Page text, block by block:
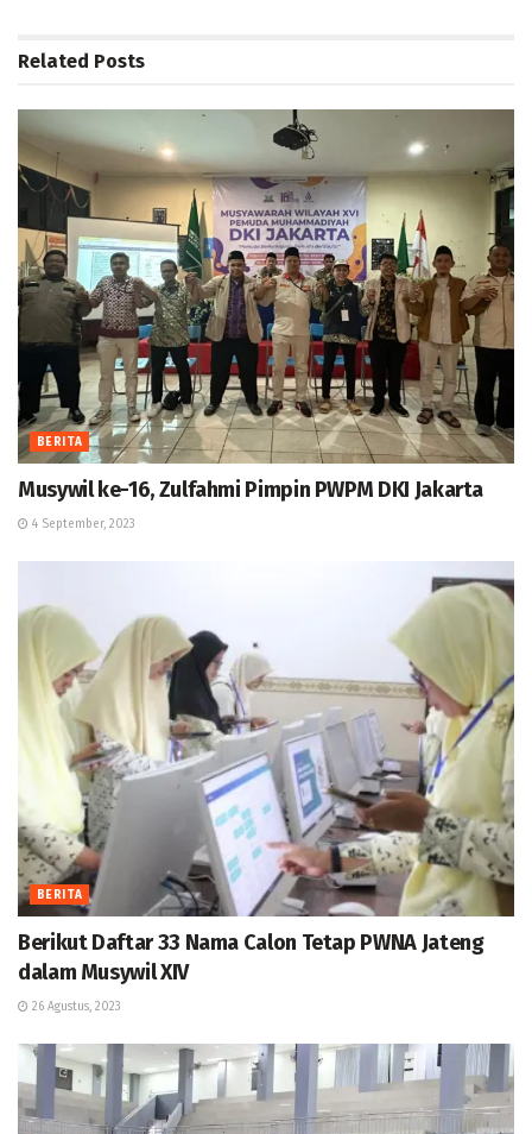
Related Posts
BERITA
Musywil ke-16, Zulfahmi Pimpin PWPM DKI Jakarta
4 September, 2023
BERITA
Berikut Daftar 33 Nama Calon Tetap PWNA Jateng
dalam Musywil XIV
26 Agustus, 2023